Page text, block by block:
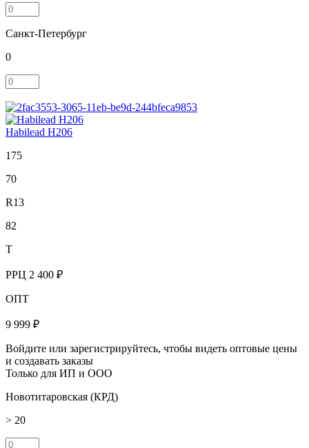
Санкт-Петербург
0
Habilead H206
175
70
R13
82
T
РРЦ 2 400 ₽
ОПТ
9 999 ₽
Войдите или зарегистрируйтесь, чтобы видеть оптовые цены
и создавать заказы
Только для ИП и ООО
Новотитаровская (КРД)
> 20